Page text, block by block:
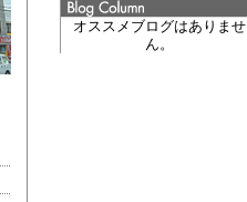
オススメブログはありませ
ん。